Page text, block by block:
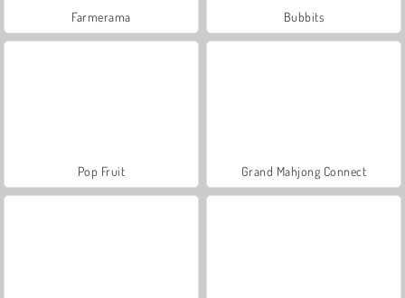
Farmerama Bubbits
Pop Fruit Grand Mahjong Connect